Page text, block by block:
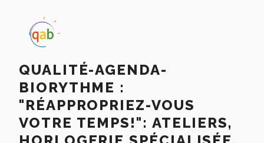
QUALITÉ-AGENDA-
BIORYTHME :
"RÉAPPROPRIEZ-VOUS
VOTRE TEMPS!": ATELIERS,